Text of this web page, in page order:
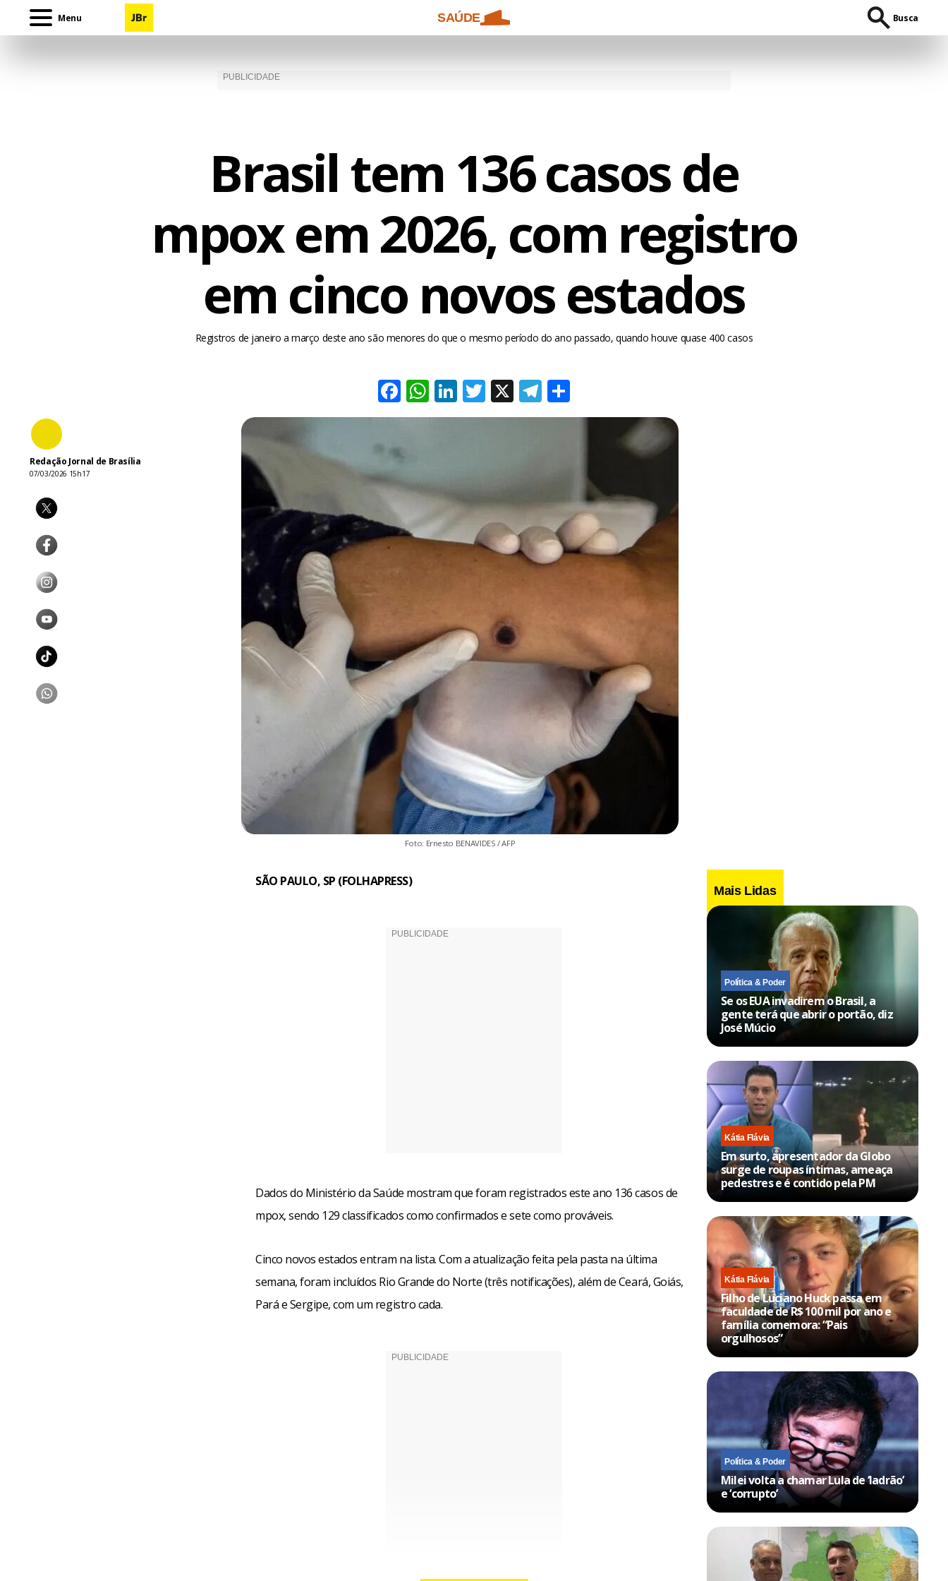
Menu SAÚDE Busca
Brasil tem 136 casos de
mpox em 2026, com registro
em cinco novos estados
Registros de janeiro a março deste ano são menores do que o mesmo período do ano passado, quando houve quase 400 casos
Facebook
WhatsApp
LinkedIn
Twitter
X Telegram
Redação Jornal de Brasília
07/03/2026 15h17
Foto: Ernesto BENAVIDES / AFP
SÃO PAULO, SP (FOLHAPRESS)
Dados do Ministério da Saúde mostram que foram registrados este ano 136 casos de
mpox, sendo 129 classificados como confirmados e sete como prováveis.
Cinco novos estados entram na lista. Com a atualização feita pela pasta na última
semana, foram incluídos Rio Grande do Norte (três notificações), além de Ceará, Goiás,
Pará e Sergipe, com um registro cada.
Mais Lidas
Política & Poder
Se os EUA invadirem o Brasil, a
gente terá que abrir o portão, diz
José Múcio
Kátia Flávia
Em surto, apresentador da Globo
surge de roupas íntimas, ameaça
pedestres e é contido pela PM
Kátia Flávia
Filho de Luciano Huck passa em
faculdade de R$ 100 mil por ano e
família comemora: “Pais
orgulhosos”
Política & Poder
Milei volta a chamar Lula de ‘ladrão’
e ‘corrupto’